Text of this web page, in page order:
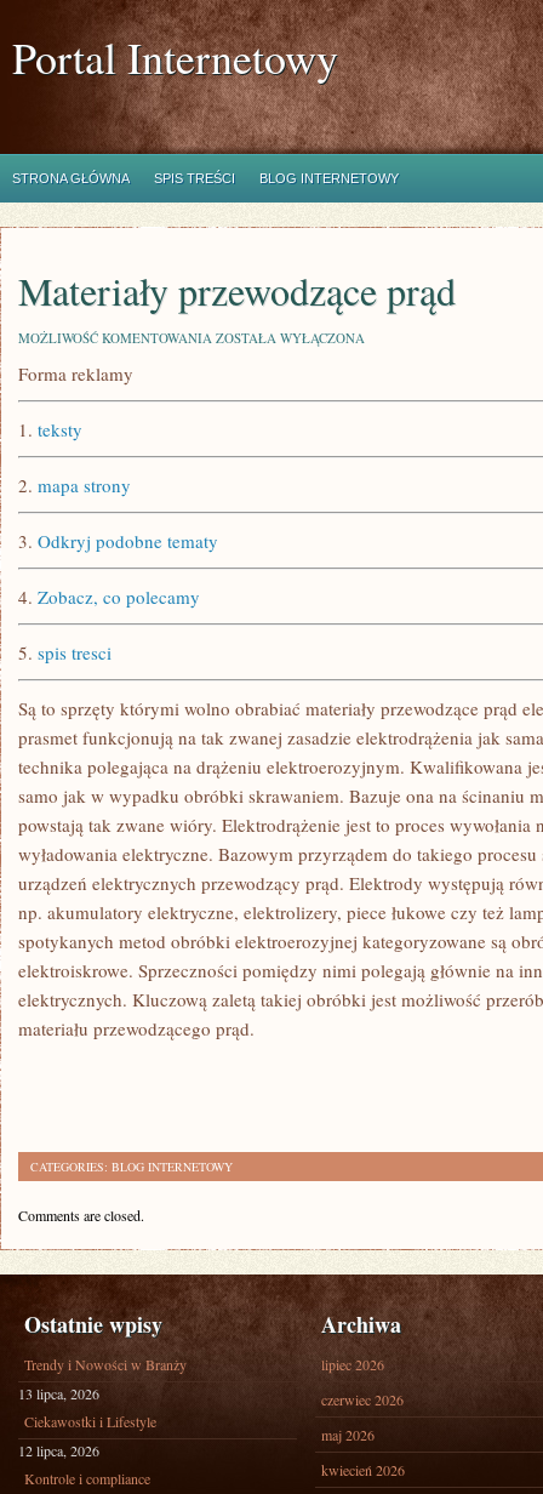
Portal Internetowy
STRONA GŁÓWNA SPIS TREŚCI BLOG INTERNETOWY
Materiały przewodzące prąd
MOŻLIWOŚĆ KOMENTOWANIA MATERIAŁY
ZOSTAŁA WYŁĄCZONA
Forma reklamy
1. teksty
2. mapa strony
3. Odkryj podobne tematy
4. Zobacz, co polecamy
5. spis tresci
Są to sprzęty którymi wolno obrabiać materiały przewodzące prąd
prasmet funkcjonują na tak zwanej zasadzie elektrodrążenia jak
technika polegająca na drążeniu elektroerozyjnym. Kwalifikowana
samo jak w wypadku obróbki skrawaniem. Bazuje ona na ścinaniu
powstają tak zwane wióry. Elektrodrążenie jest to proces wywołania
wyładowania elektryczne. Bazowym przyrządem do takiego
urządzeń elektrycznych przewodzący prąd. Elektrody występują
np. akumulatory elektryczne, elektrolizery, piece łukowe czy też
spotykanych metod obróbki elektroerozyjnej kategoryzowane są
elektroiskrowe. Sprzeczności pomiędzy nimi polegają głównie na
elektrycznych. Kluczową zaletą takiej obróbki jest możliwość
materiału przewodzącego prąd.
CATEGORIES: BLOG INTERNETOWY
Comments are closed.
Ostatnie wpisy
Trendy i Nowości w Branży
13 lipca, 2026
Ciekawostki i Lifestyle
12 lipca, 2026
Kontrole i compliance
Archiwa
lipiec 2026
czerwiec 2026
maj 2026
kwiecień 2026